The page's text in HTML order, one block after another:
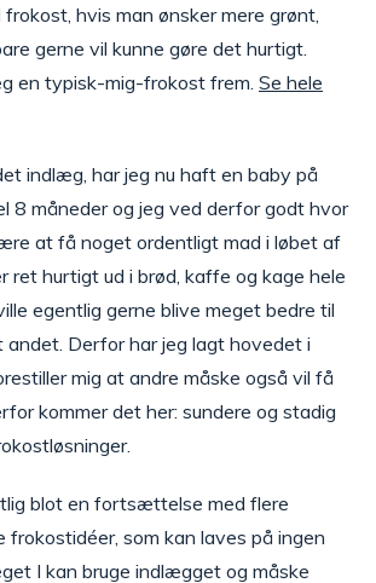
hvis man ønsker mere grønt,
gerne vil kunne gøre det hurtigt.
en typisk-mig-frokost frem. Se hele
indlæg, har jeg nu haft en baby på
8 måneder og jeg ved derfor godt hvor
at få noget ordentligt mad i løbet af
ret hurtigt ud i brød, kaffe og kage hele
egentlig gerne blive meget bedre til
Derfor har jeg lagt hovedet i
mig at andre måske også vil få
kommer det her: sundere og stadig
blot en fortsættelse med flere
frokostidéer, som kan laves på ingen
I kan bruge indlægget og måske